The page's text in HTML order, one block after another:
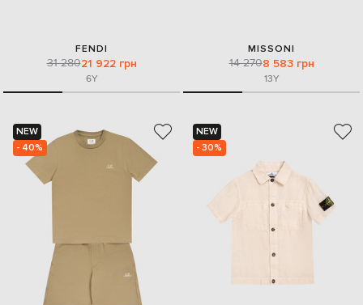
FENDI
31 28021 922 грн
6Y
MISSONI
14 2708 583 грн
13Y
NEW
- 40%
NEW
- 30%